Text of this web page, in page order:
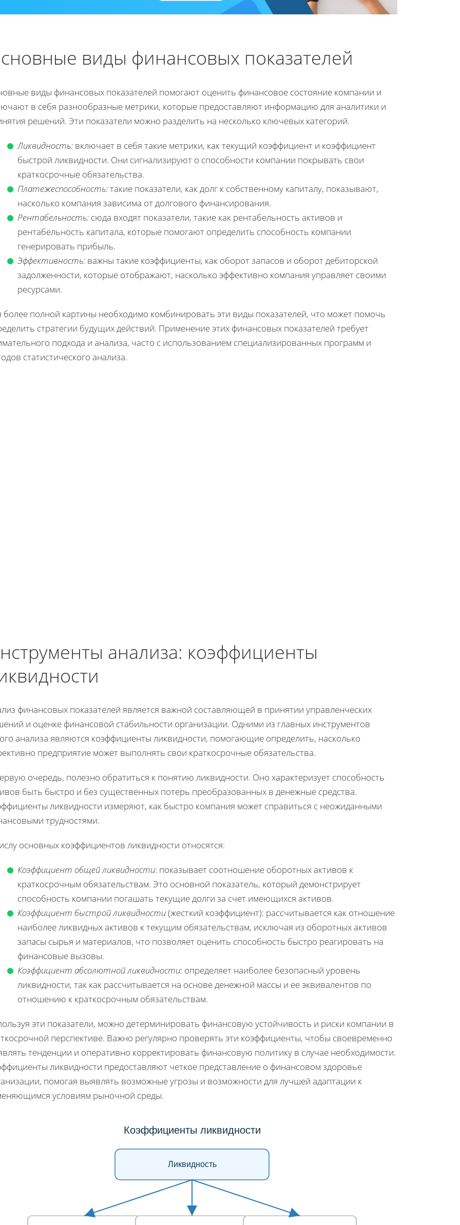
виды финансовых показателей
виды финансовых показателей помогают оценить финансовое состояние компании и
в себя разнообразные метрики, которые предоставляют информацию для аналитики и
решений. Эти показатели можно разделить на несколько ключевых категорий.
Ликвидность: включает в себя такие метрики, как текущий коэффициент и коэффициент
быстрой ликвидности. Они сигнализируют о способности компании покрывать свои
краткосрочные обязательства.
Платежеспособность:такие показатели, как долг к собственному капиталу, показывают,
насколько компания зависима от долгового финансирования.
Рентабельность: сюда входят показатели, такие как рентабельность активов и
рентабельность капитала, которые помогают определить способность компании
генерировать прибыль.
Эффективность: важны такие коэффициенты, как оборот запасов и оборот дебиторской
задолженности, которые отображают, насколько эффективно компания управляет своими
ресурсами.
более полной картины необходимо комбинировать эти виды показателей, что может помочь
стратегии будущих действий. Применение этих финансовых показателей требует
подхода и анализа, часто с использованием специализированных программ и
статистического анализа.
анализа: коэффициенты
финансовых показателей является важной составляющей в принятии управленческих
и оценке финансовой стабильности организации. Одними из главных инструментов
анализа являются коэффициенты ликвидности, помогающие определить, насколько
предприятие может выполнять свои краткосрочные обязательства.
очередь, полезно обратиться к понятию ликвидности. Оно характеризует способность
быть быстро и без существенных потерь преобразованных в денежные средства.
ликвидности измеряют, как быстро компания может справиться с неожиданными
трудностями.
основных коэффициентов ликвидности относятся:
Коэффициент общей ликвидности: показывает соотношение оборотных активов к
краткосрочным обязательствам. Это основной показатель, который демонстрирует
способность компании погашать текущие долги за счет имеющихся активов.
Коэффициент быстрой ликвидности(жесткий коэффициент): рассчитывается как отношение
наиболее ликвидных активов к текущим обязательствам, исключая из оборотных активов
запасы сырья и материалов, что позволяет оценить способность быстро реагировать на
финансовые вызовы.
Коэффициент абсолютной ликвидности: определяет наиболее безопасный уровень
ликвидности, так как рассчитывается на основе денежной массы и ее эквивалентов по
отношению к краткосрочным обязательствам.
эти показатели, можно детерминировать финансовую устойчивость и риски компании в
перспективе. Важно регулярно проверять эти коэффициенты, чтобы своевременно
тенденции и оперативно корректировать финансовую политику в случае необходимости.
ликвидности предоставляют четкое представление о финансовом здоровье
помогая выявлять возможные угрозы и возможности для лучшей адаптации к
условиям рыночной среды.
Коэффициенты ликвидности
Ликвидность